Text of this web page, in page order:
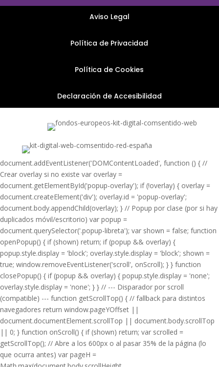
Aviso Legal
Política de Privacidad
Política de Cookies
Declaración de Accesibilidad
document.addEventListener('DOMContentLoaded', function () { //
Crear overlay si no existe var overlay =
document.getElementById('popup-overlay'); if (!overlay) { overlay =
document.createElement('div'); overlay.id = 'popup-overlay';
document.body.appendChild(overlay); } // Popup por clase (por si hay
duplicados móvil/escritorio) var popup =
document.querySelector('.popup-libreta'); var shown = false; function
openPopup() { if (shown) return; if (popup && overlay) {
popup.style.display = 'block'; overlay.style.display = 'block'; shown =
true; window.removeEventListener('scroll', onScroll); } } function
closePopup() { if (popup && overlay) { popup.style.display = 'none';
overlay.style.display = 'none'; } } // --- Disparador por scroll
(compatible) --- function getScrollTop() { // fallback para distintos
navegadores return window.pageYOffset ||
document.documentElement.scrollTop || document.body.scrollTop
|| 0; } function onScroll() { if (shown) return; var scrolled =
getScrollTop(); // Abre a los 600px o al pasar 35% de la página (lo
que ocurra antes) var pageH =